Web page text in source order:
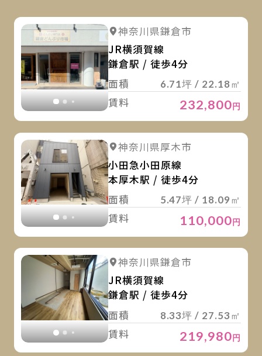
詳細を見る
神奈川県鎌倉市
JR横須賀線
鎌倉駅 / 徒歩4分
面積
6.71坪 / 22.18㎡
賃料 232,800円
詳細を見る
神奈川県厚木市
小田急小田原線
本厚木駅 / 徒歩4分
面積
5.47坪 / 18.09㎡
賃料 110,000円
詳細を見る
神奈川県鎌倉市
JR横須賀線
鎌倉駅 / 徒歩4分
面積
8.33坪 / 27.53㎡
賃料 219,980円